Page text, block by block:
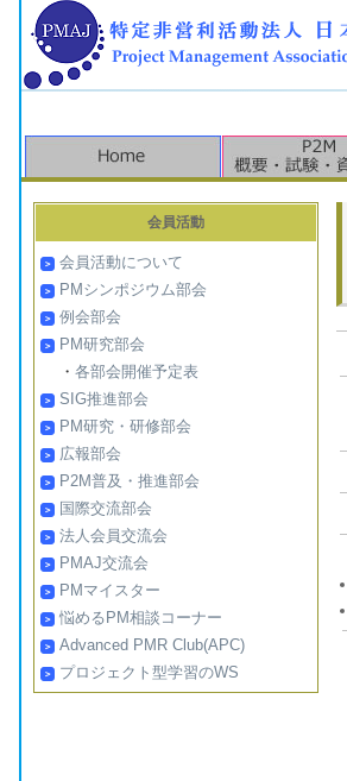
会員活動
会員活動について
PMシンポジウム部会
例会部会
PM研究部会
・ 各部会開催予定表
SIG推進部会
PM研究・研修部会
広報部会
P2M普及・推進部会
国際交流部会
法人会員交流会
PMAJ交流会
PMマイスター
悩めるPM相談コーナー
Advanced PMR Club(APC)
プロジェクト型学習のWS